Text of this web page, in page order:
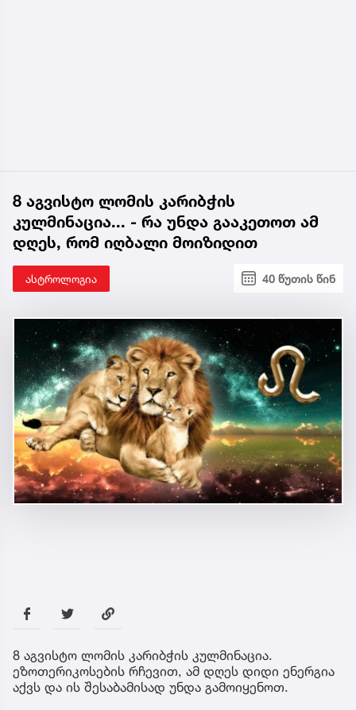
8 აგვისტო ლომის კარიბჭის
კულმინაცია... - რა უნდა გააკეთოთ ამ
დღეს, რომ იღბალი მოიზიდით
ასტროლოგია 40 წუთის წინ
8 აგვისტო ლომის კარიბჭის კულმინაცია.
ეზოთერიკოსების რჩევით, ამ დღეს დიდი ენერგია
აქვს და ის შესაბამისად უნდა გამოიყენოთ.